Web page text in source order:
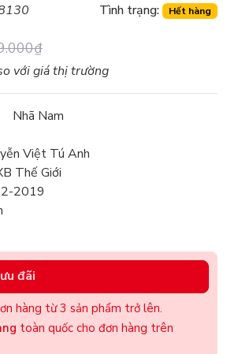
Tình trạng: Hết hàng
với giá thị trường
Nhã Nam
Việt Tú Anh
Thế Giới
2019
đãi
hàng từ 3 sản phẩm trở lên.
toàn quốc cho đơn hàng trên